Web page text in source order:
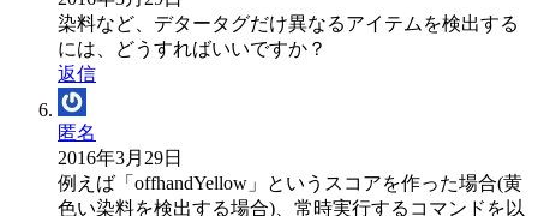
染料など、デタータグだけ異なるアイテムを検出する
には、どうすればいいですか？
返信
匿名
2016年3月29日
例えば「offhandYellow」というスコアを作った場合(黄
色い染料を検出する場合)、常時実行するコマンドを以